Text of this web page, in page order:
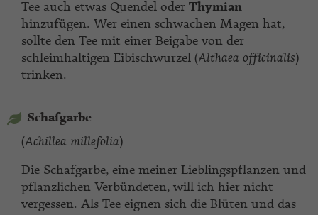
Tee auch etwas Quendel oder Thymian
hinzufügen. Wer einen schwachen Magen hat,
sollte den Tee mit einer Beigabe von der
schleimhaltigen Eibischwurzel (Althaea officinalis)
trinken.
Schafgarbe
(Achillea millefolia)
Die Schafgarbe, eine meiner Lieblingspflanzen und
pflanzlichen Verbündeten, will ich hier nicht
vergessen. Als Tee eignen sich die Blüten und das